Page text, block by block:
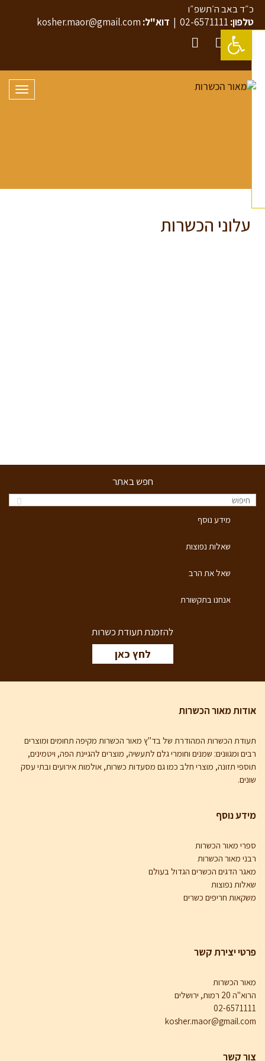
באב ה׳תשפ״ו
02-6571111
|דוא"ל:kosher.maor@gmail.com
Twitter
תפריט
עלוני הכשרות
חפש באתר
מידע נוסף
שאלות נפוצות
שאל את הרב
אנחנו בתקשורת
להזמנת תעודת כשרות
לחץ כאן
מאור הכשרות
הכשרות המהודרת של בד"ץ מאור הכשרותמקיפה תחומים ומוצרים
ומגוונים: שמנים וחומרי גלם לתעשיה, מוצרים להגיינת הפה, ויטמינים,
תזונה, מוצרי חלב כמו גם מסעדות כשרות, אולמות אירועים ובתי עסק
נוסף
מאור הכשרות
מאור הכשרות
הדגים הכשרים הגדול בעולם
נפוצות
חריפים כשרים
יצירת קשר
הכשרות
20 רמות, ירושלים
02-
קשר
פתח סרגל נגישות